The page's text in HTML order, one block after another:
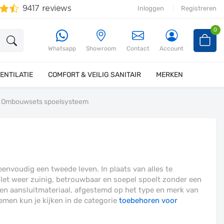
Inloggen Registreren
Whatsapp Showroom Contact Account
0
COMFORT & VEILIG SANITAIR MERKEN
Ombouwsets spoelsysteem
een tweede leven. In plaats van alles te
weer zuinig, betrouwbaar en soepel spoelt zonder een
aansluitmateriaal, afgestemd op het type en merk van
kun je kijken in de categorie toebehoren voor